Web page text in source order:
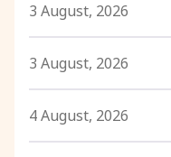
3 August, 2026
3 August, 2026
4 August, 2026